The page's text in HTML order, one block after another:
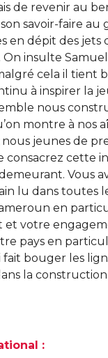
de revenir au
savoir-faire au
en dépit des jets
insulte Samuel
cela il tient
à inspirer la
nous
montre à nos
nous jeunes de
consacrez cette
Vous
lu dans toutes
en
votre
pays en
bouger les
la
: